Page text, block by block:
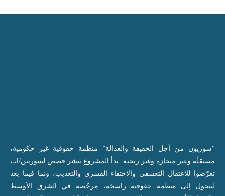
“سوريون من أجل الحقيقة والعدالة” منظمة حقوقية غير حكومية،
مستقلّة وغير منحازة وغير ربحية. بدأ المشروع بنشر قصص لسوريين/ات
تعرّضوا للاعتقال التعسفي والاختفاء القسري والتعذيب، ونما فيما بعد
ليتحول إلى منظمة حقوقية راسخة، مرخّصة في الشرق الأوسط